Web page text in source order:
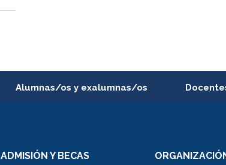
Alumnas/os y exalumnas/os
ADMISIÓN Y BECAS